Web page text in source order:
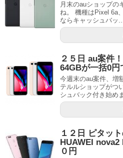
月末のauショップの
ね。 機種はPixel 6a
ならキャッシュバッ
２５日 au案件
64GBが一括0円
今週末のau案件、増
テルルショップがつ
シュバック付き始め
１２日 ピタッ
HUAWEI nova2
０円